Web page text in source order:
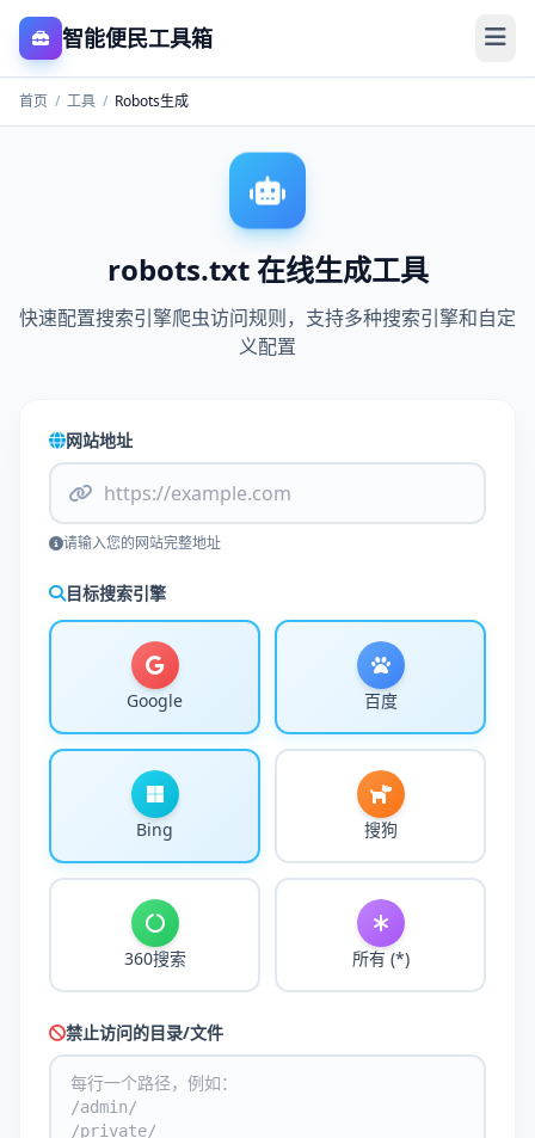
智能便民工具箱
首页 / 工具 / Robots生成
robots.txt 在线生成工具
快速配置搜索引擎爬虫访问规则，支持多种搜索引擎和自定
义配置
网站地址
请输入您的网站完整地址
目标搜索引擎
Google 百度
Bing 搜狗
360搜索 所有 (*)
禁止访问的目录/文件